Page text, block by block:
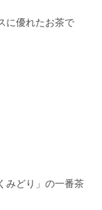
に優れたお茶で
みどり」の一番茶